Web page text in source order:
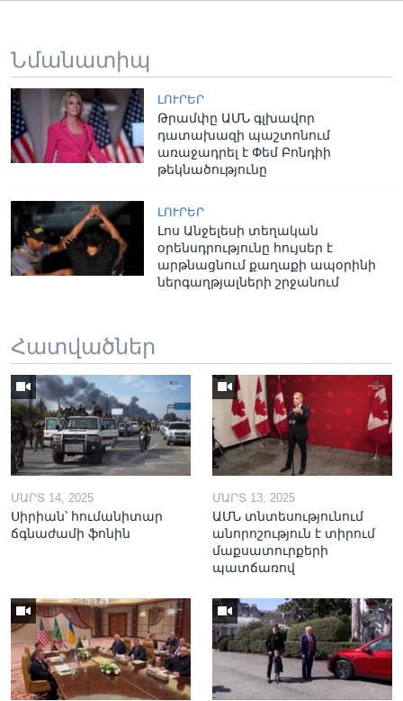
Նմանատիպ
ԼՈՒՐԵՐ
Թրամփը ԱՄՆ գլխավոր
դատախազի պաշտոնում
առաջադրել է Փեմ Բոնդիի
թեկնածությունը
ԼՈՒՐԵՐ
Լոս Անջելեսի տեղական
օրենսդրությունը հույսեր է
արթնացնում քաղաքի ապօրինի
ներգաղթյալների շրջանում
Հատվածներ
ՄԱՐՏ 14, 2025
Սիրիան՝ հումանիտար
ճգնաժամի ֆոնին
ՄԱՐՏ 13, 2025
ԱՄՆ տնտեսությունում
անորոշություն է տիրում
մաքսատուրքերի
պատճառով